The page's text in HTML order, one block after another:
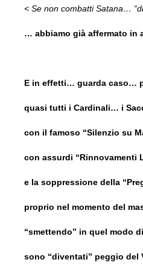
< Se non combatti Satana…
… abbiamo già affermato in
E in effetti… guarda caso…
quasi tutti i Cardinali… i
con il famoso “Silenzio su
con assurdi “Rinnovamenti
e la soppressione della
proprio nel momento del
“smettendo” in quel modo
sono “diventati” peggio